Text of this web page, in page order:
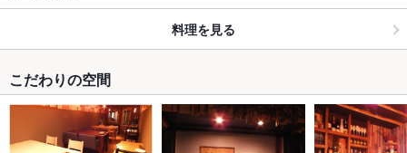
料理を見る
こだわりの空間